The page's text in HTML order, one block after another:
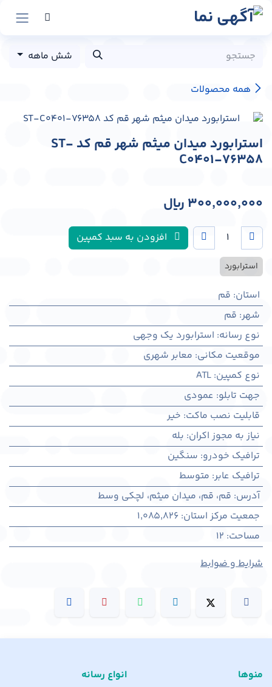
پرش به محتوا
همه محصولات
شش ماهه
استرابورد میدان میثم شهر قم کد ST-
C0401-76358
300,000,000 ﷼
افزودن به سبد کمپین
استرابورد
استان: قم
شهر: قم
نوع رسانه: استرابورد یک وجهی
موقعیت مکانی: معابر شهری
نوع کمپین:
ATL
جهت تابلو: عمودی
قابلیت نصب ماکت: خیر
نیاز به مجوز اکران: بله
ترافیک خودرو: سنگین
ترافیک عابر: متوسط
آدرس: قم، قم، میدان میثم، لچکی وسط
جمعیت مرکز استان:
1,085,826
مساحت:
12
شرایط و ضوابط
منوها انواع رسانه